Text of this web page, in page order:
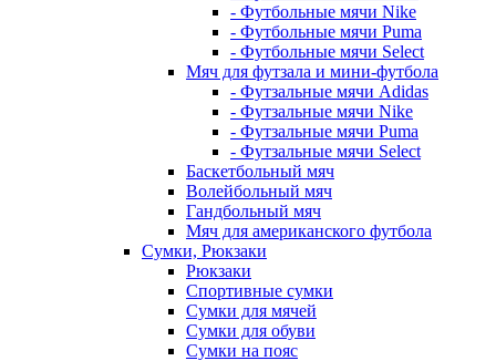
- Футбольные мячи Nike
- Футбольные мячи Puma
- Футбольные мячи Select
Мяч для футзала и мини-футбола
- Футзальные мячи Adidas
- Футзальные мячи Nike
- Футзальные мячи Puma
- Футзальные мячи Select
Баскетбольный мяч
Волейбольный мяч
Гандбольный мяч
Мяч для американского футбола
Сумки, Рюкзаки
Рюкзаки
Спортивные сумки
Сумки для мячей
Сумки для обуви
Сумки на пояс